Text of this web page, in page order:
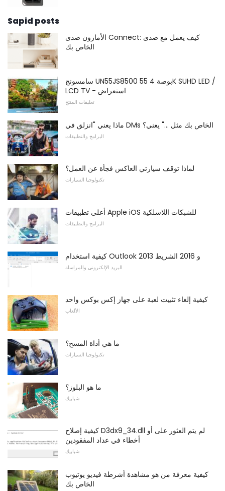
Sapid posts
الأمازون صدى Connect: كيف يعمل مع صدى
الخاص بك
سامسونج UN55JS8500 55 بوصة 4K SUHD LED /
LCD TV - استعراض
تعليقات المنتج
ماذا يعني "انزلق في DMs الخاص بك مثل ..." يعني؟
البرامج والتطبيقات
لماذا توقف سيارتي العاكس فجأة عن العمل؟
تكنولوجيا السيارات
أعلى تطبيقات Apple iOS للشبكات اللاسلكية
البرامج والتطبيقات
كيفية استخدام Outlook 2013 و 2016 الشريط
البريد الإلكتروني والمراسلة
كيفية إلغاء تثبيت لعبة على جهاز إكس بوكس ​​واحد
الألعاب
ما هي أداة المسح؟
تكنولوجيا السيارات
ما هو البلوز؟
شبابيك
كيفية إصلاح D3dx9_34.dll لم يتم العثور على أو
أخطاء في عداد المفقودين
شبابيك
كيفية معرفة من هو مشاهدة أشرطة فيديو يوتيوب
الخاص بك